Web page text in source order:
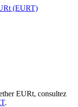
(EURT)
EURt, consultez
.